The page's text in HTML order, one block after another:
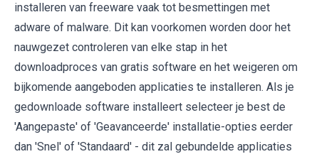
installeren van freeware vaak tot besmettingen met
adware of malware. Dit kan voorkomen worden door het
nauwgezet controleren van elke stap in het
downloadproces van gratis software en het weigeren om
bijkomende aangeboden applicaties te installeren. Als je
gedownloade software installeert selecteer je best de
'Aangepaste' of 'Geavanceerde' installatie-opties eerder
dan 'Snel' of 'Standaard' - dit zal gebundelde applicaties